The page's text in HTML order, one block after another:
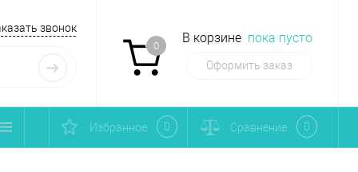
звонок
0
В корзине пока пусто
Оформить заказ
Избранное 0 Сравнение 0